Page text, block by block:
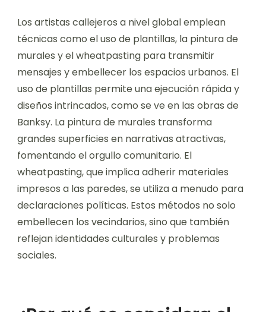
Los artistas callejeros a nivel global emplean
técnicas como el uso de plantillas, la pintura de
murales y el wheatpasting para transmitir
mensajes y embellecer los espacios urbanos. El
uso de plantillas permite una ejecución rápida y
diseños intrincados, como se ve en las obras de
Banksy. La pintura de murales transforma
grandes superficies en narrativas atractivas,
fomentando el orgullo comunitario. El
wheatpasting, que implica adherir materiales
impresos a las paredes, se utiliza a menudo para
declaraciones políticas. Estos métodos no solo
embellecen los vecindarios, sino que también
reflejan identidades culturales y problemas
sociales.